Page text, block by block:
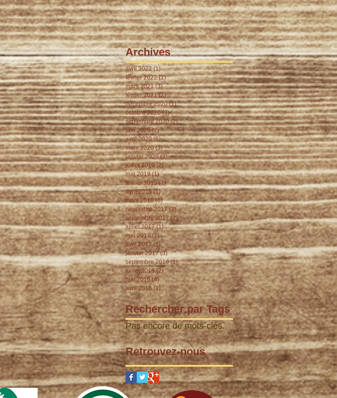
Archives
avril 2022 (1)1 post
février 2022 (1)1 post
mars 2021 (3)3 posts
février 2021 (2)2 posts
décembre 2020 (1)1 post
octobre 2020 (3)3 posts
septembre 2020 (2)2 posts
juin 2020 (2)2 posts
avril 2020 (6)6 posts
mars 2020 (3)3 posts
janvier 2020 (3)3 posts
juillet 2019 (2) 2 posts
mai 2019 (1)1 post
février 2019 (1)1 post
avril 2018 (1)1 post
mars 2018 (6)6 posts
novembre 2017 (3)3 posts
septembre 2017 (2)2 posts
juillet 2017 (1)1 post
mai 2017 (1)1 post
avril 2017 (1)1 post
janvier 2017 (3)3 posts
septembre 2016 (1)1 post
juillet 2016 (2) 2 posts
mai 2016 (4)4 posts
avril 2016 (1)1 post
Rechercher par Tags
Pas encore de mots-clés.
Retrouvez-nous